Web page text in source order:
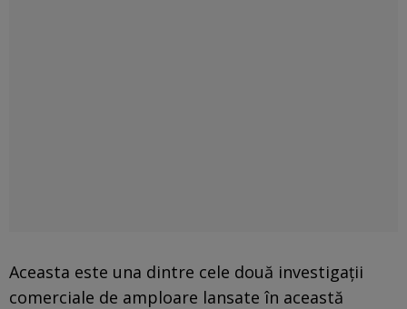
Aceasta este una dintre cele două investigații
comerciale de amploare lansate în această